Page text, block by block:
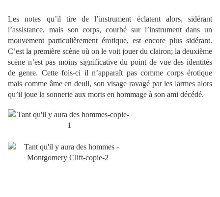
Les notes qu’il tire de l’instrument éclatent alors, sidérant
l’assistance, mais son corps, courbé sur l’instrument dans un
mouvement particulièrement érotique, est encore plus sidérant.
C’est la première scène où on le voit jouer du clairon; la deuxième
scène n’est pas moins significative du point de vue des identités
de genre. Cette fois-ci il n’apparaît pas comme corps érotique
mais comme âme en deuil, son visage ravagé par les larmes alors
qu’il joue la sonnerie aux morts en hommage à son ami décédé.